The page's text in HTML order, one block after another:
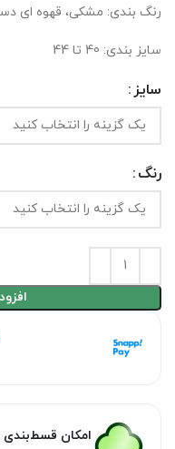
رنگ بندی: مشکی، قهوه ای
سایز بندی: 40 تا 44
سایز
رنگ
امکان